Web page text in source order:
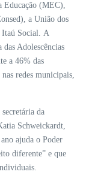
Educação (MEC),
a União dos
Itaú Social. A
das Adolescências
a 46% das
redes municipais,
da
Schweickardt,
ajuda o Poder
diferente” e que